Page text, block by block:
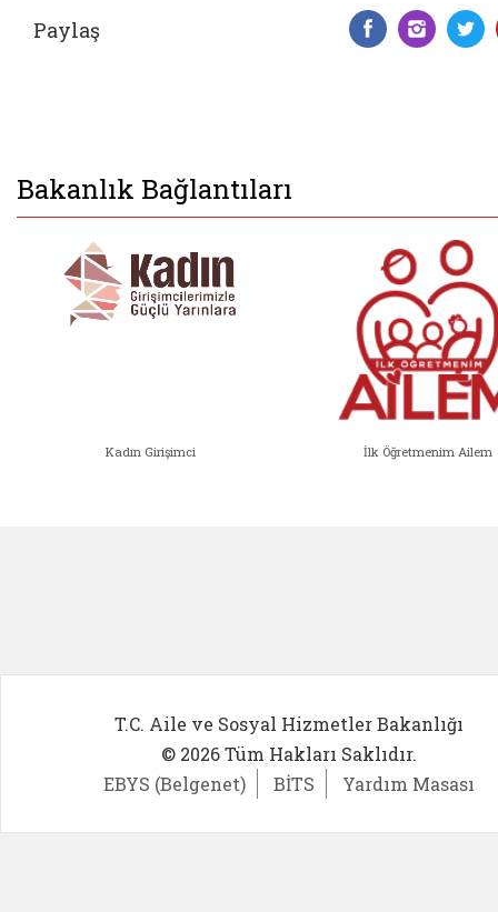
Paylaş
Bakanlık Bağlantıları
Kadın Girişimci İlk Öğretmenim Ailem
T.C. Aile ve Sosyal Hizmetler Bakanlığı
© 2026 Tüm Hakları Saklıdır.
EBYS (Belgenet)
BİTS Yardım Masası